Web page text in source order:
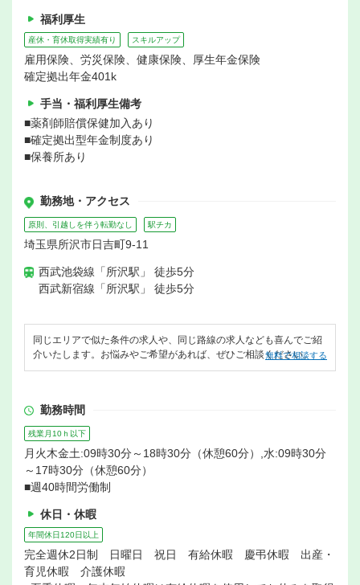
福利厚生
産休・育休取得実績有り スキルアップ
雇用保険、労災保険、健康保険、厚生年金保険
確定拠出年金401k
手当・福利厚生備考
■薬剤師賠償保健加入あり
■確定拠出型年金制度あり
■保養所あり
勤務地・アクセス
原則、引越しを伴う転勤なし 駅チカ
埼玉県所沢市日吉町9-11
西武池袋線「所沢駅」 徒歩5分
西武新宿線「所沢駅」 徒歩5分
同じエリアで似た条件の求人や、同じ路線の求人なども喜んでご紹
介いたします。お悩みやご希望があれば、ぜひご相談ください。
無料で相談する
勤務時間
残業月10ｈ以下
月火木金土:09時30分～18時30分（休憩60分）,水:09時30分
～17時30分（休憩60分）
■週40時間労働制
休日・休暇
年間休日120日以上
完全週休2日制 日曜日 祝日 有給休暇 慶弔休暇 出産・
育児休暇 介護休暇